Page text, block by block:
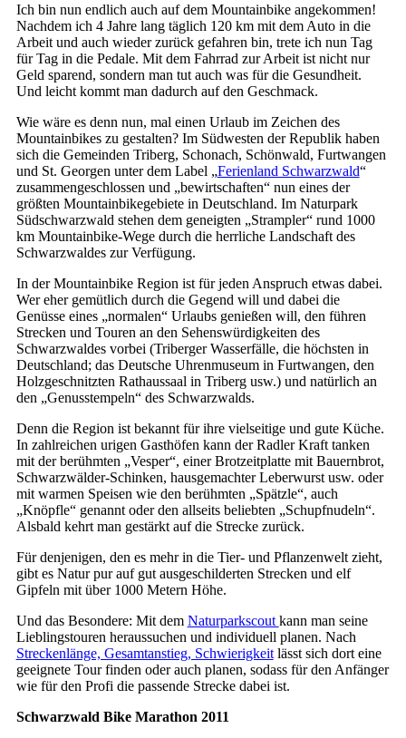
Ich bin nun endlich auch auf dem Mountainbike angekommen!
Nachdem ich 4 Jahre lang täglich 120 km mit dem Auto in die
Arbeit und auch wieder zurück gefahren bin, trete ich nun Tag
für Tag in die Pedale. Mit dem Fahrrad zur Arbeit ist nicht nur
Geld sparend, sondern man tut auch was für die Gesundheit.
Und leicht kommt man dadurch auf den Geschmack.
Wie wäre es denn nun, mal einen Urlaub im Zeichen des
Mountainbikes zu gestalten? Im Südwesten der Republik haben
sich die Gemeinden Triberg, Schonach, Schönwald, Furtwangen
und St. Georgen unter dem Label „Ferienland Schwarzwald“
zusammengeschlossen und „bewirtschaften“ nun eines der
größten Mountainbikegebiete in Deutschland. Im Naturpark
Südschwarzwald stehen dem geneigten „Strampler“ rund 1000
km Mountainbike-Wege durch die herrliche Landschaft des
Schwarzwaldes zur Verfügung.
In der Mountainbike Region ist für jeden Anspruch etwas dabei.
Wer eher gemütlich durch die Gegend will und dabei die
Genüsse eines „normalen“ Urlaubs genießen will, den führen
Strecken und Touren an den Sehenswürdigkeiten des
Schwarzwaldes vorbei (Triberger Wasserfälle, die höchsten in
Deutschland; das Deutsche Uhrenmuseum in Furtwangen, den
Holzgeschnitzten Rathaussaal in Triberg usw.) und natürlich an
den „Genusstempeln“ des Schwarzwalds.
Denn die Region ist bekannt für ihre vielseitige und gute Küche.
In zahlreichen urigen Gasthöfen kann der Radler Kraft tanken
mit der berühmten „Vesper“, einer Brotzeitplatte mit Bauernbrot,
Schwarzwälder-Schinken, hausgemachter Leberwurst usw. oder
mit warmen Speisen wie den berühmten „Spätzle“, auch
„Knöpfle“ genannt oder den allseits beliebten „Schupfnudeln“.
Alsbald kehrt man gestärkt auf die Strecke zurück.
Für denjenigen, den es mehr in die Tier- und Pflanzenwelt zieht,
gibt es Natur pur auf gut ausgeschilderten Strecken und elf
Gipfeln mit über 1000 Metern Höhe.
Und das Besondere: Mit dem Naturparkscout kann man seine
Lieblingstouren heraussuchen und individuell planen. Nach
Streckenlänge, Gesamtanstieg, Schwierigkeitlässt sich dort eine
geeignete Tour finden oder auch planen, sodass für den Anfänger
wie für den Profi die passende Strecke dabei ist.
Schwarzwald Bike Marathon 2011